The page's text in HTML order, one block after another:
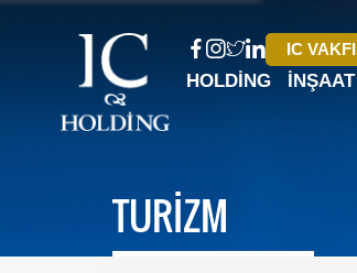
IC VAKFI
HOLDING İNŞAAT
TURİZM